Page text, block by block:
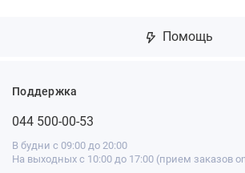
Помощь
Поддержка
044 500-00-53
В будни с 09:00 до 20:00
На выходных с 10:00 до 17:00 (прием заказов